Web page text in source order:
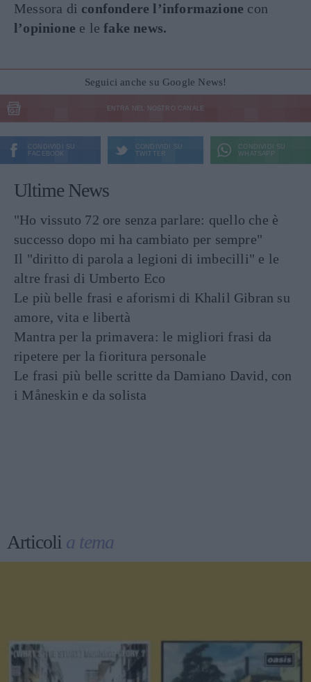
Messora di confondere l’informazione con
l’opinione e lefake news.
Seguici anche su Google News!
ENTRA NEL NOSTRO CANALE
CONDIVIDI SU
FACEBOOK
CONDIVIDI SU
TWITTER
CONDIVIDI SU
WHATSAPP
Ultime News
"Ho vissuto 72 ore senza parlare: quello che è
successo dopo mi ha cambiato per sempre"
Il "diritto di parola a legioni di imbecilli" e le
altre frasi di Umberto Eco
Le più belle frasi e aforismi di Khalil Gibran su
amore, vita e libertà
Mantra per la primavera: le migliori frasi da
ripetere per la fioritura personale
Le frasi più belle scritte da Damiano David, con
i Måneskin e da solista
Articoli a tema